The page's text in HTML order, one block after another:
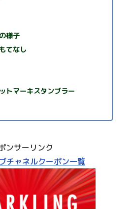
様子
てなし
トマーキスタンブラー
ンサーリンク
チャネルクーポン一覧